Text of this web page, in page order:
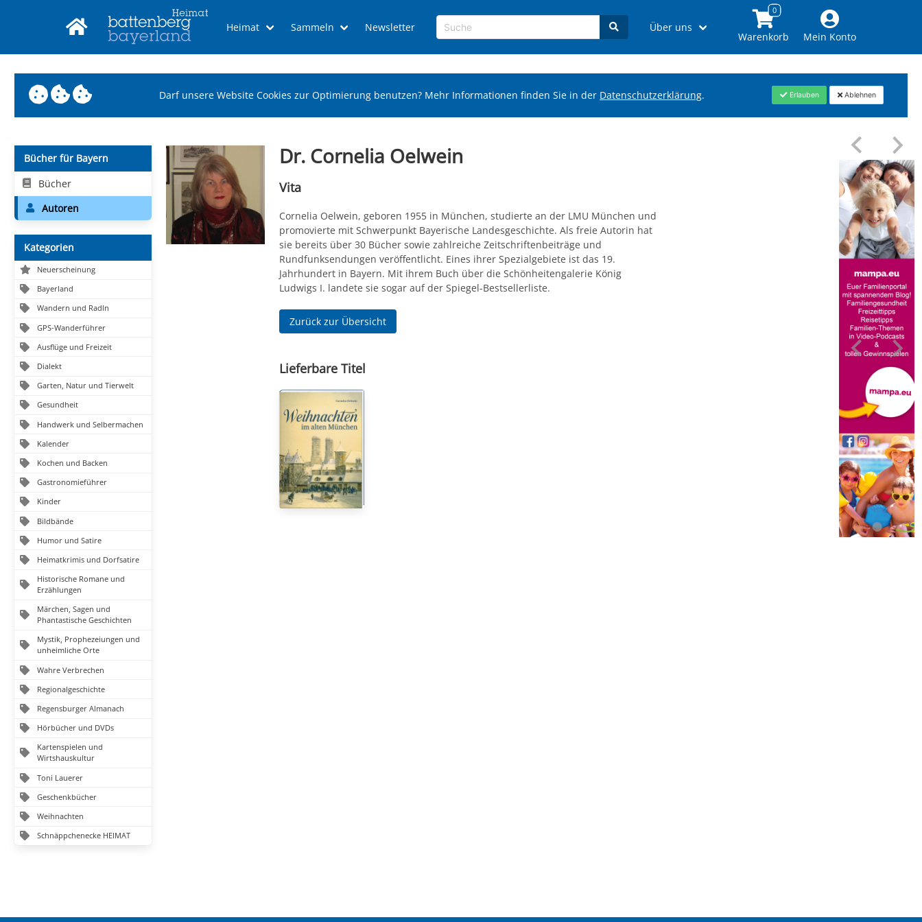
Heimat Sammeln Newsletter Über uns
Warenkorb Mein Konto
Darf unsere Website Cookies zur Optimierung benutzen? Mehr Informationen finden Sie in der Datenschutzerklärung. Erlauben Ablehnen
Bücher für Bayern
Bücher
Autoren
Kategorien
Neuerscheinung
Bayerland
Wandern und Radln
GPS-Wanderführer
Ausflüge und Freizeit
Dialekt
Garten, Natur und Tierwelt
Gesundheit
Handwerk und Selbermachen
Kalender
Kochen und Backen
Gastronomieführer
Kinder
Bildbände
Humor und Satire
Heimatkrimis und Dorfsatire
Historische Romane und
Erzählungen
Märchen, Sagen und
Phantastische Geschichten
Mystik, Prophezeiungen und
unheimliche Orte
Wahre Verbrechen
Regionalgeschichte
Regensburger Almanach
Hörbücher und DVDs
Kartenspielen und
Wirtshauskultur
Toni Lauerer
Geschenkbücher
Weihnachten
Schnäppchenecke HEIMAT
Dr. Cornelia Oelwein
Vita
Cornelia Oelwein, geboren 1955 in München, studierte an der LMU München und
promovierte mit Schwerpunkt Bayerische Landesgeschichte. Als freie Autorin hat
sie bereits über 30 Bücher sowie zahlreiche Zeitschriftenbeiträge und
Rundfunksendungen veröffentlicht. Eines ihrer Spezialgebiete ist das 19.
Jahrhundert in Bayern. Mit ihrem Buch über die Schönheitengalerie König
Ludwigs I. landete sie sogar auf der Spiegel-Bestsellerliste.
Zurück zur Übersicht
Lieferbare Titel